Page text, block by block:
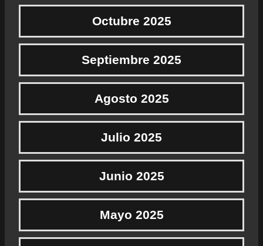
Octubre 2025
Septiembre 2025
Agosto 2025
Julio 2025
Junio 2025
Mayo 2025